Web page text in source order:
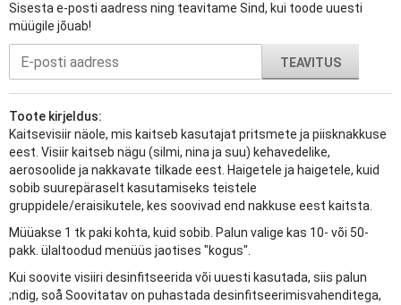
Sisesta e-posti aadress ning teavitame Sind, kui toode uuesti
müügile jõuab!
TEAVITUS
Toote kirjeldus:
Kaitsevisiir näole, mis kaitseb kasutajat pritsmete ja piisknakkuse
eest. Visiir kaitseb nägu (silmi, nina ja suu) kehavedelike,
aerosoolide ja nakkavate tilkade eest. Haigetele ja haigetele, kuid
sobib suurepäraselt kasutamiseks teistele
gruppidele/eraisikutele, kes soovivad end nakkuse eest kaitsta.
Müüakse 1 tk paki kohta, kuid sobib. Palun valige kas 10- või 50-
pakk. ülaltoodud menüüs jaotises "kogus".
Kui soovite visiiri desinfitseerida või uuesti kasutada, siis palun
;ndig, soå Soovitatav on puhastada desinfitseerimisvahenditega,